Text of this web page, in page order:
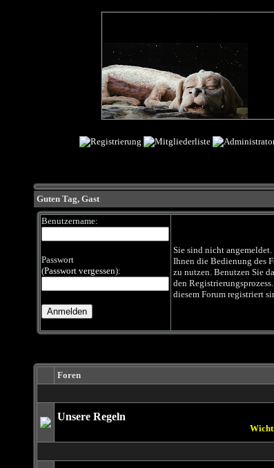
Guten Tag, Gast
Benutzername:
Passwort
(Passwort vergessen):
Sie sind nicht
Ihnen die Bedienung des
zu nutzen. Benutzen Sie
den
diesem Forum registriert
Foren
Unsere Regeln
Wichtig, bitte